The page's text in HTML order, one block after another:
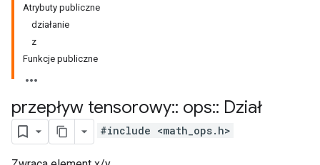
Atrybuty publiczne
działanie
z
Funkcje publiczne
przepływ tensorowy:: ops:: Dział
#include <math_ops.h>